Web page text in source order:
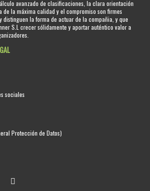
avanzado de clasificaciones, la clara orientación
de la máxima calidad y el compromiso son firmes
distinguen la forma de actuar de la compañia, y que
S.L crecer sólidamente y aportar auténtico valor a
sociales
Protección de Datos)